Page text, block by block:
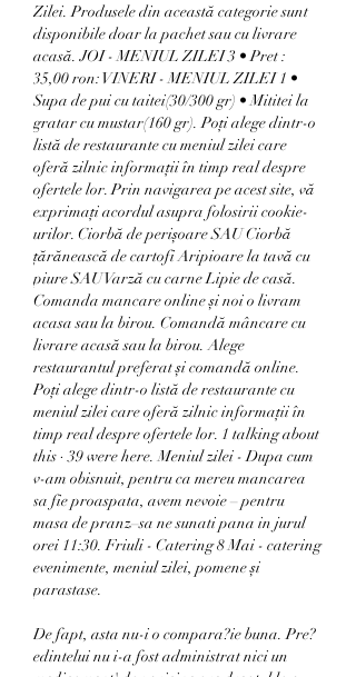
Zilei. Produsele din această categorie sunt
disponibile doar la pachet sau cu livrare
acasă. JOI - MENIUL ZILEI 3 • Pret :
35,00 ron: VINERI - MENIUL ZILEI 1 •
Supa de pui cu taitei(30/300 gr) • Mititei la
gratar cu mustar(160 gr). Poți alege dintr-o
listă de restaurante cu meniul zilei care
oferă zilnic informații în timp real despre
ofertele lor. Prin navigarea pe acest site, vă
exprimați acordul asupra folosirii cookie-
urilor. Ciorbă de perișoare SAU Ciorbă
țărănească de cartofi Aripioare la tavă cu
piure SAU Varză cu carne Lipie de casă.
Comanda mancare online și noi o livram
acasa sau la birou. Comandă mâncare cu
livrare acasă sau la birou. Alege
restaurantul preferat și comandă online.
Poți alege dintr-o listă de restaurante cu
meniul zilei care oferă zilnic informații în
timp real despre ofertele lor. 1 talking about
this · 39 were here. Meniul zilei - Dupa cum
v-am obisnuit, pentru ca mereu mancarea
sa fie proaspata, avem nevoie – pentru
masa de pranz–sa ne sunati pana in jurul
orei 11:30. Friuli - Catering 8 Mai - catering
evenimente, meniul zilei, pomene și
parastase.
De fapt, asta nu-i o compara?ie buna. Pre?
edintelui nu i-a fost administrat nici un